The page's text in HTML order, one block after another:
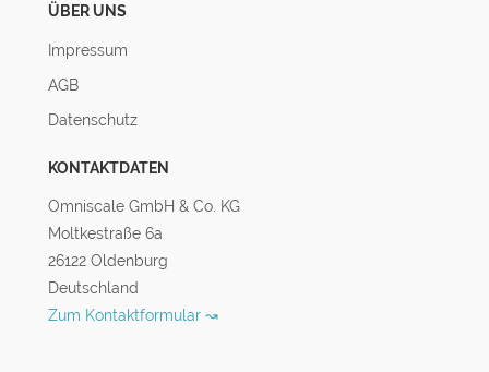
ÜBER UNS
Impressum
AGB
Datenschutz
KONTAKTDATEN
Omniscale GmbH & Co. KG
Moltkestraße 6a
26122 Oldenburg
Deutschland
Zum Kontaktformular ↝